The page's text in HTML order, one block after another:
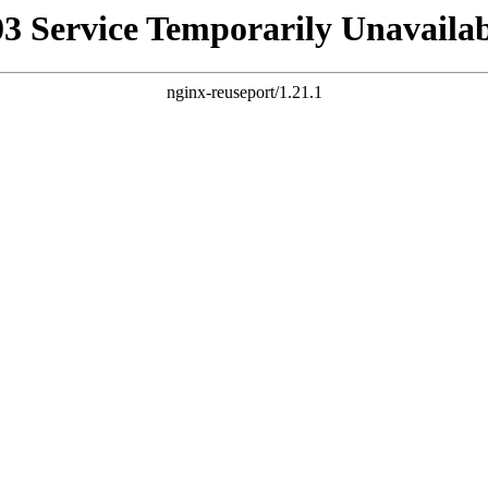
Service Temporarily
nginx-reuseport/1.21.1